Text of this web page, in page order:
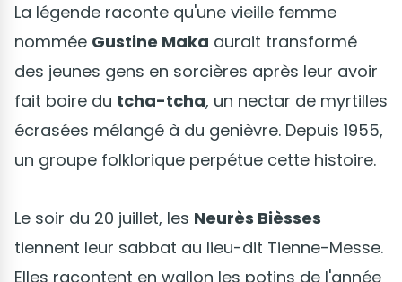
La légende raconte qu'une vieille femme
nommée Gustine Maka aurait transformé
des jeunes gens en sorcières après leur avoir
fait boire du tcha-tcha, un nectar de myrtilles
écrasées mélangé à du genièvre. Depuis 1955,
un groupe folklorique perpétue cette histoire.
Le soir du 20 juillet, les Neurès Bièsses
tiennent leur sabbat au lieu-dit Tienne-Messe.
Elles racontent en wallon les potins de l'année